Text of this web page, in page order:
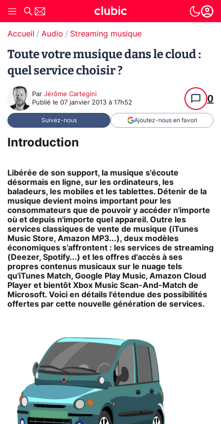
Accueil Audio Streaming musique
Toute votre musique dans le cloud :
quel service choisir ?
Par Jérôme Cartegini
Publié le 07 janvier 2013 à 17h52 0
Suivez-nous Ajoutez-nous en favori
Introduction
Libérée de son support, la musique s'écoute
désormais en ligne, sur les ordinateurs, les
baladeurs, les mobiles et les tablettes. Détenir de la
musique devient moins important pour les
consommateurs que de pouvoir y accéder n'importe
où et depuis n'importe quel appareil. Outre les
services classiques de vente de musique (iTunes
Music Store, Amazon MP3...), deux modèles
économiques s’affrontent : les services de streaming
(Deezer, Spotify...) et les offres d'accès à ses
propres contenus musicaux sur le nuage tels
qu'iTunes Match, Google Play Music, Amazon Cloud
Player et bientôt Xbox Music Scan-And-Match de
Microsoft. Voici en détails l'étendue des possibilités
offertes par cette nouvelle génération de services.